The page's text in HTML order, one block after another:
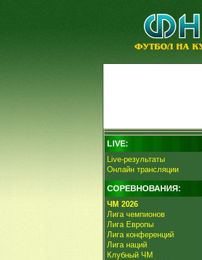
LIVE:
Live-результаты
Онлайн трансляции
СОРЕВНОВАНИЯ:
ЧМ 2026
Лига чемпионов
Лига Европы
Лига конференций
Лига наций
Клубный ЧМ